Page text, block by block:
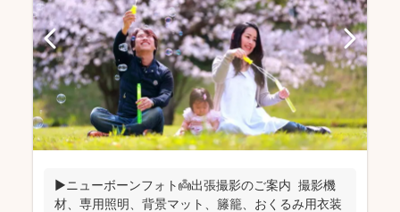
▶︎ニューボーンフォト👼出張撮影のご案内 撮影機
材、専用照明、背景マット、籐籠、おくるみ用衣装